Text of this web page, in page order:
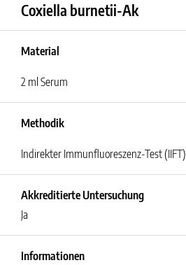
Coxiella burnetii-Ak
Material
2 ml Serum
Methodik
Indirekter Immunfluoreszenz-Test (IIFT)
Akkreditierte Untersuchung
Ja
Informationen